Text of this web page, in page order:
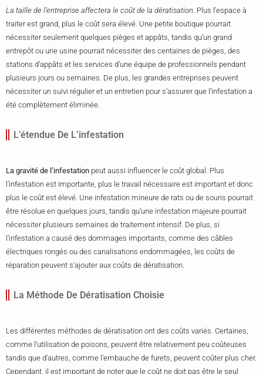
La taille de l’entreprise affectera le coût de la dératisation . Plus l’espace à
traiter est grand, plus le coût sera élevé. Une petite boutique pourrait
nécessiter seulement quelques pièges et appâts, tandis qu’un grand
entrepôt ou une usine pourrait nécessiter des centaines de pièges, des
stations d’appâts et les services d’une équipe de professionnels pendant
plusieurs jours ou semaines. De plus, les grandes entreprises peuvent
nécessiter un suivi régulier et un entretien pour s’assurer que l’infestation a
été complètement éliminée.
L’étendue De L’infestation
La gravité de l’infestation peut aussi influencer le coût global. Plus
l’infestation est importante, plus le travail nécessaire est important et donc
plus le coût est élevé. Une infestation mineure de rats ou de souris pourrait
être résolue en quelques jours, tandis qu’une infestation majeure pourrait
nécessiter plusieurs semaines de traitement intensif. De plus, si
l’infestation a causé des dommages importants, comme des câbles
électriques rongés ou des canalisations endommagées, les coûts de
réparation peuvent s’ajouter aux coûts de dératisation.
La Méthode De Dératisation Choisie
Les différentes méthodes de dératisation ont des coûts variés. Certaines,
comme l’utilisation de poisons, peuvent être relativement peu coûteuses
tandis que d’autres, comme l’embauche de furets, peuvent coûter plus cher.
Cependant, il est important de noter que le coût ne doit pas être le seul